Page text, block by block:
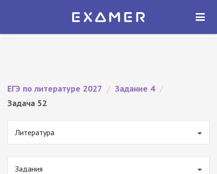
Экзамер — ЕГЭ 2027
ОТКРЫТЬ
ЕГЭ по литературе 2027 / Задание 4 /
Задача 52
Литература
Задания